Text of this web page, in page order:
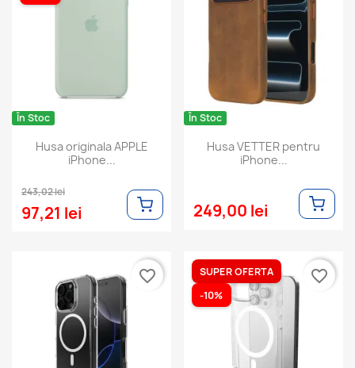
În Stoc
Husa originala APPLE
iPhone...
243,02 lei
97,21 lei
În Stoc
Husa VETTER pentru
iPhone...
249,00 lei
favorite_border
SUPER OFERTA
-10%
favorite_border